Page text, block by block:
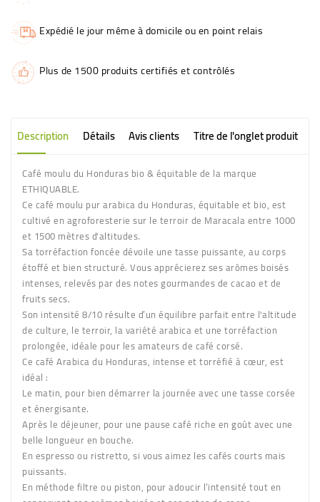
Expédié le jour même à domicile ou en point relais
Plus de 1500 produits certifiés et contrôlés
Description Détails Avis clients Titre de l'onglet produit
Café moulu du Honduras bio & équitable de la marque
ETHIQUABLE.
Ce café moulu pur arabica du Honduras, équitable et bio, est
cultivé en agroforesterie sur le terroir de Maracala entre 1000
et 1500 mètres d'altitudes.
Sa torréfaction foncée dévoile une tasse puissante, au corps
étoffé et bien structuré. Vous apprécierez ses arômes boisés
intenses, relevés par des notes gourmandes de cacao et de
fruits secs.
Son intensité 8/10 résulte d’un équilibre parfait entre l'altitude
de culture, le terroir, la variété arabica et une torréfaction
prolongée, idéale pour les amateurs de café corsé.
Ce café Arabica du Honduras, intense et torréfié à cœur, est
idéal :
Le matin, pour bien démarrer la journée avec une tasse corsée
et énergisante.
Après le déjeuner, pour une pause café riche en goût avec une
belle longueur en bouche.
En espresso ou ristretto, si vous aimez les cafés courts mais
puissants.
En méthode filtre ou piston, pour adoucir l’intensité tout en